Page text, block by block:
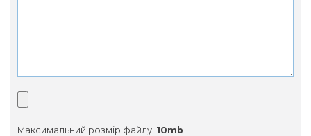
Максимальний розмір файлу: 10mb